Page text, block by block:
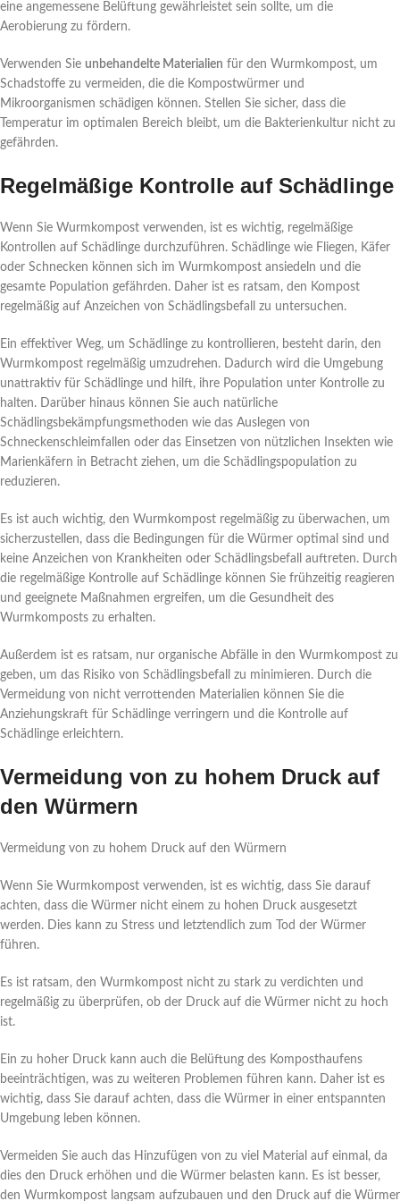
eine angemessene Belüftung gewährleistet sein sollte, um die
Aerobierung zu fördern.
Verwenden Sie unbehandelte Materialien für den Wurmkompost, um
Schadstoffe zu vermeiden, die die Kompostwürmer und
Mikroorganismen schädigen können. Stellen Sie sicher, dass die
Temperatur im optimalen Bereich bleibt, um die Bakterienkultur nicht zu
gefährden.
Regelmäßige Kontrolle auf Schädlinge
Wenn Sie Wurmkompost verwenden, ist es wichtig, regelmäßige
Kontrollen auf Schädlinge durchzuführen. Schädlinge wie Fliegen, Käfer
oder Schnecken können sich im Wurmkompost ansiedeln und die
gesamte Population gefährden. Daher ist es ratsam, den Kompost
regelmäßig auf Anzeichen von Schädlingsbefall zu untersuchen.
Ein effektiver Weg, um Schädlinge zu kontrollieren, besteht darin, den
Wurmkompost regelmäßig umzudrehen. Dadurch wird die Umgebung
unattraktiv für Schädlinge und hilft, ihre Population unter Kontrolle zu
halten. Darüber hinaus können Sie auch natürliche
Schädlingsbekämpfungsmethoden wie das Auslegen von
Schneckenschleimfallen oder das Einsetzen von nützlichen Insekten wie
Marienkäfern in Betracht ziehen, um die Schädlingspopulation zu
reduzieren.
Es ist auch wichtig, den Wurmkompost regelmäßig zu überwachen, um
sicherzustellen, dass die Bedingungen für die Würmer optimal sind und
keine Anzeichen von Krankheiten oder Schädlingsbefall auftreten. Durch
die regelmäßige Kontrolle auf Schädlinge können Sie frühzeitig reagieren
und geeignete Maßnahmen ergreifen, um die Gesundheit des
Wurmkomposts zu erhalten.
Außerdem ist es ratsam, nur organische Abfälle in den Wurmkompost zu
geben, um das Risiko von Schädlingsbefall zu minimieren. Durch die
Vermeidung von nicht verrottenden Materialien können Sie die
Anziehungskraft für Schädlinge verringern und die Kontrolle auf
Schädlinge erleichtern.
Vermeidung von zu hohem Druck auf
den Würmern
Vermeidung von zu hohem Druck auf den Würmern
Wenn Sie Wurmkompost verwenden, ist es wichtig, dass Sie darauf
achten, dass die Würmer nicht einem zu hohen Druck ausgesetzt
werden. Dies kann zu Stress und letztendlich zum Tod der Würmer
führen.
Es ist ratsam, den Wurmkompost nicht zu stark zu verdichten und
regelmäßig zu überprüfen, ob der Druck auf die Würmer nicht zu hoch
ist.
Ein zu hoher Druck kann auch die Belüftung des Komposthaufens
beeinträchtigen, was zu weiteren Problemen führen kann. Daher ist es
wichtig, dass Sie darauf achten, dass die Würmer in einer entspannten
Umgebung leben können.
Vermeiden Sie auch das Hinzufügen von zu viel Material auf einmal, da
dies den Druck erhöhen und die Würmer belasten kann. Es ist besser,
den Wurmkompost langsam aufzubauen und den Druck auf die Würmer